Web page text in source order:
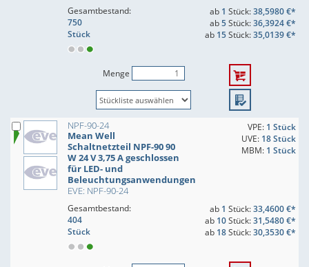
Gesamtbestand:
750
Stück
ab 1 Stück:38,5980 €*
ab5Stück:36,3924 €*
ab 15Stück:35,0139 €*
Menge
NPF-90-24
Mean Well
Schaltnetzteil NPF-90 90
W 24 V 3,75 A geschlossen
für LED- und
Beleuchtungsanwendungen
EVE: NPF-90-24
VPE: 1 Stück
UVE: 18 Stück
MBM: 1 Stück
Gesamtbestand:
404
Stück
ab 1 Stück:33,4600 €*
ab 10Stück:31,5480 €*
ab 18Stück:30,3530 €*